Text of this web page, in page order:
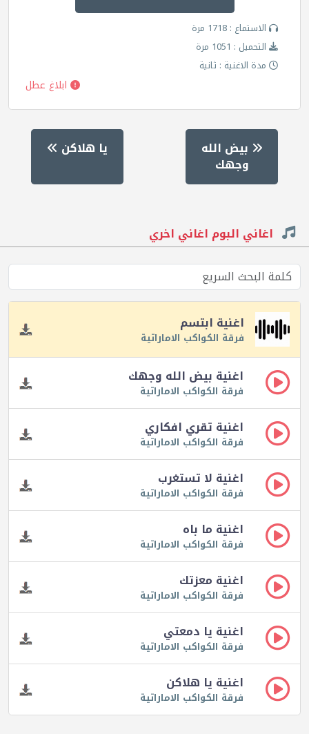
الاستماع : 1718 مرة
التحميل : 1051 مرة
مدة الاغنية : ثانية
ابلاغ عطل
بيض الله
وجهك
يا هلاكن
اغاني البوم اغاني اخري
اغنية ابتسم
فرقة الكواكب الاماراتية
اغنية بيض الله وجهك
فرقة الكواكب الاماراتية
اغنية تقري افكاري
فرقة الكواكب الاماراتية
اغنية لا تستغرب
فرقة الكواكب الاماراتية
اغنية ما باه
فرقة الكواكب الاماراتية
اغنية معزتك
فرقة الكواكب الاماراتية
اغنية يا دمعتي
فرقة الكواكب الاماراتية
اغنية يا هلاكن
فرقة الكواكب الاماراتية